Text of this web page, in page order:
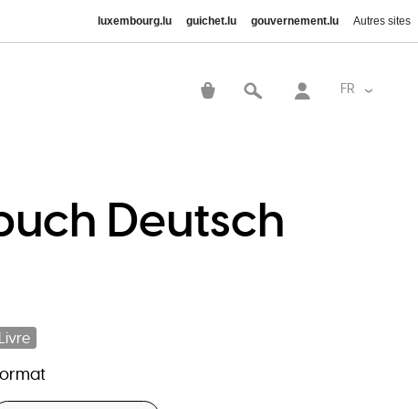
luxembourg.lu guichet.lu gouvernement.lu Autres sites
FR Lister
account
Deutsch
Livre